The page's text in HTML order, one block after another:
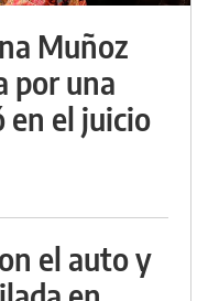
Muñoz
por una
en el juicio
el auto y